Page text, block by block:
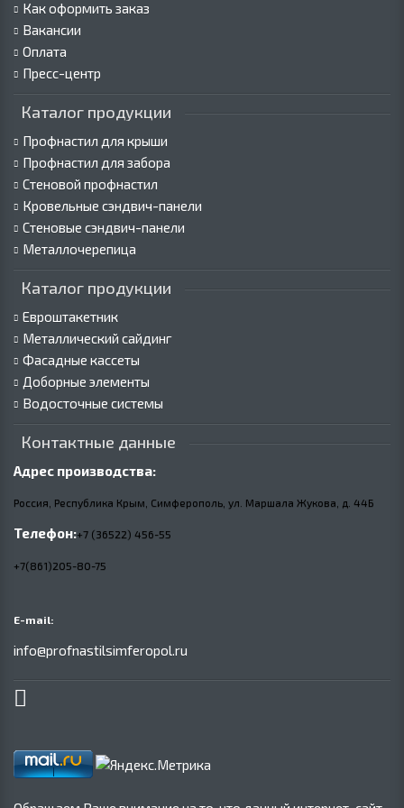
Как оформить заказ
Вакансии
Оплата
Пресс-центр
Каталог продукции
Профнастил для крыши
Профнастил для забора
Стеновой профнастил
Кровельные сэндвич-панели
Стеновые сэндвич-панели
Металлочерепица
Каталог продукции
Евроштакетник
Металлический сайдинг
Фасадные кассеты
Доборные элементы
Водосточные системы
Контактные данные
Адрес производства:
Россия, Республика Крым, Симферополь, ул. Маршала Жукова, д. 44Б
Телефон:+7 (36522) 456-55
+7(861)205-80-75
E-mail:
info@profnastilsimferopol.ru